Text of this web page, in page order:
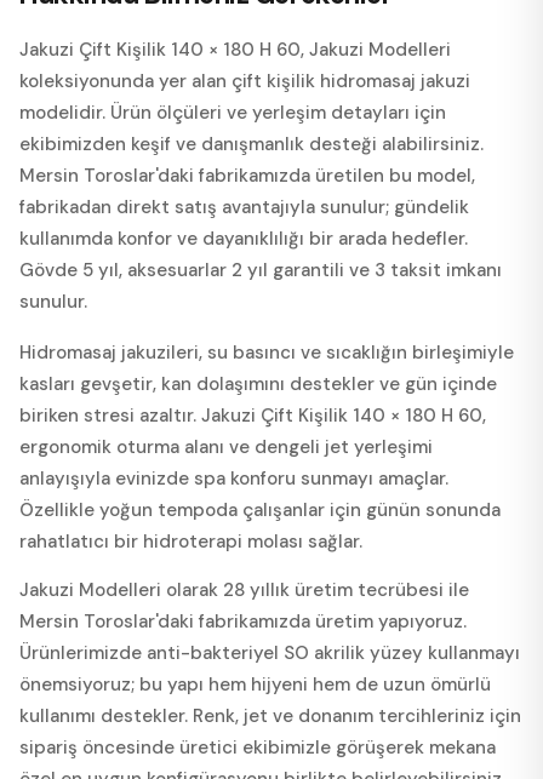
Jakuzi Çift Kişilik 140 × 180 H 60, Jakuzi Modelleri
koleksiyonunda yer alan çift kişilik hidromasaj jakuzi
modelidir. Ürün ölçüleri ve yerleşim detayları için
ekibimizden keşif ve danışmanlık desteği alabilirsiniz.
Mersin Toroslar'daki fabrikamızda üretilen bu model,
fabrikadan direkt satış avantajıyla sunulur; gündelik
kullanımda konfor ve dayanıklılığı bir arada hedefler.
Gövde 5 yıl, aksesuarlar 2 yıl garantili ve 3 taksit imkanı
sunulur.
Hidromasaj jakuzileri, su basıncı ve sıcaklığın birleşimiyle
kasları gevşetir, kan dolaşımını destekler ve gün içinde
biriken stresi azaltır. Jakuzi Çift Kişilik 140 × 180 H 60,
ergonomik oturma alanı ve dengeli jet yerleşimi
anlayışıyla evinizde spa konforu sunmayı amaçlar.
Özellikle yoğun tempoda çalışanlar için günün sonunda
rahatlatıcı bir hidroterapi molası sağlar.
Jakuzi Modelleri olarak 28 yıllık üretim tecrübesi ile
Mersin Toroslar'daki fabrikamızda üretim yapıyoruz.
Ürünlerimizde anti-bakteriyel SO akrilik yüzey kullanmayı
önemsiyoruz; bu yapı hem hijyeni hem de uzun ömürlü
kullanımı destekler. Renk, jet ve donanım tercihleriniz için
sipariş öncesinde üretici ekibimizle görüşerek mekana